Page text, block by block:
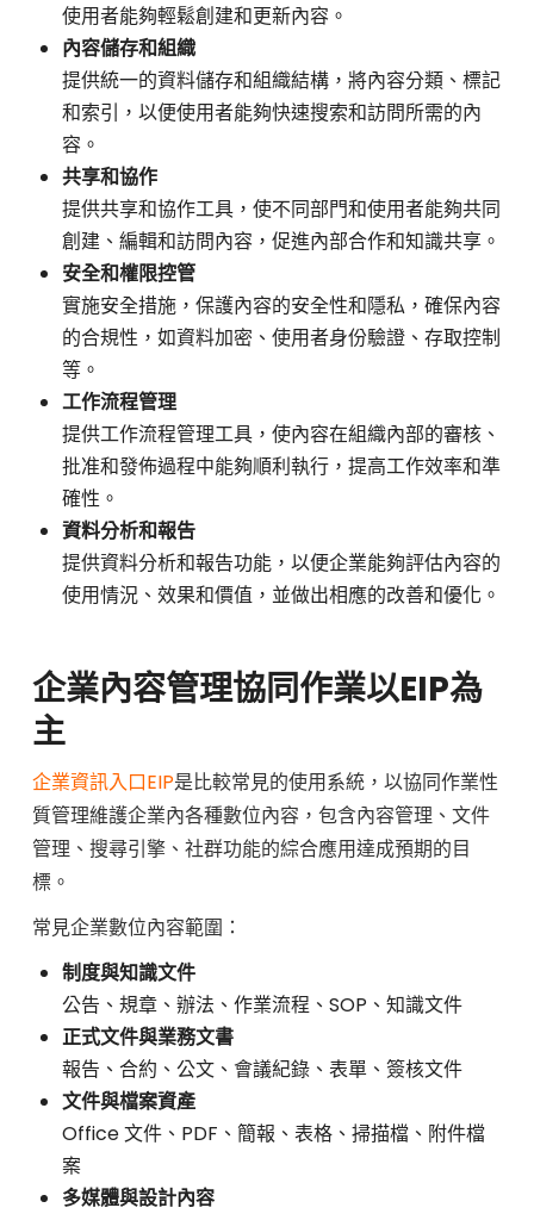
使用者能夠輕鬆創建和更新內容。
內容儲存和組織
提供統一的資料儲存和組織結構，將內容分類、標記
和索引，以便使用者能夠快速搜索和訪問所需的內
容。
共享和協作
提供共享和協作工具，使不同部門和使用者能夠共同
創建、編輯和訪問內容，促進內部合作和知識共享。
安全和權限控管
實施安全措施，保護內容的安全性和隱私，確保內容
的合規性，如資料加密、使用者身份驗證、存取控制
等。
工作流程管理
提供工作流程管理工具，使內容在組織內部的審核、
批准和發佈過程中能夠順利執行，提高工作效率和準
確性。
資料分析和報告
提供資料分析和報告功能，以便企業能夠評估內容的
使用情況、效果和價值，並做出相應的改善和優化。
企業內容管理協同作業以EIP為
主
企業資訊入口EIP是比較常見的使用系統，以協同作業性
質管理維護企業內各種數位內容，包含內容管理、文件
管理、搜尋引擎、社群功能的綜合應用達成預期的目
標。
常見企業數位內容範圍：
制度與知識文件
公告、規章、辦法、作業流程、SOP、知識文件
正式文件與業務文書
報告、合約、公文、會議紀錄、表單、簽核文件
文件與檔案資產
Office 文件、PDF、簡報、表格、掃描檔、附件檔
案
多媒體與設計內容